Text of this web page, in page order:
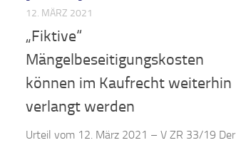
12. MÄRZ 2021
„Fiktive“
Mängelbeseitigungskosten
können im Kaufrecht weiterhin
verlangt werden
Urteil vom 12. März 2021 – V ZR 33/19 Der